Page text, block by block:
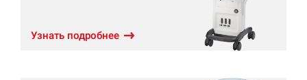
Узнать подробнее